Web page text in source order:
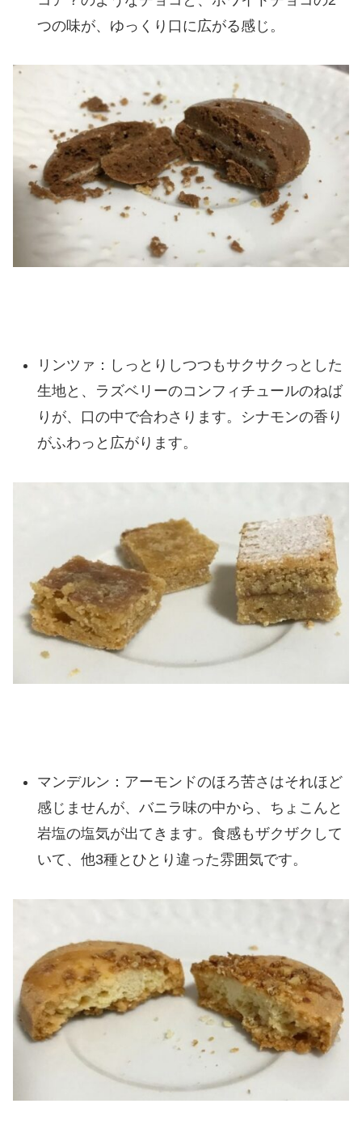
つの味が、ゆっくり口に広がる感じ。
リンツァ：しっとりしつつもサクサクっとした
生地と、ラズベリーのコンフィチュールのねば
りが、口の中で合わさります。シナモンの香り
がふわっと広がります。
マンデルン：アーモンドのほろ苦さはそれほど
感じませんが、バニラ味の中から、ちょこんと
岩塩の塩気が出てきます。食感もザクザクして
いて、他3種とひとり違った雰囲気です。